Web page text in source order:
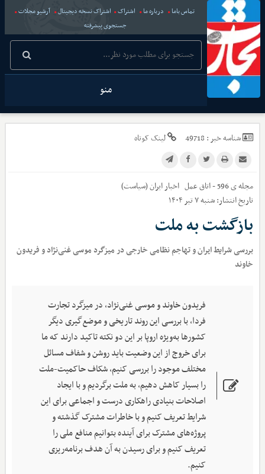
تماس باما درباره ما اشتراک اشتراک نسخه دیجیتال
آرشیو مجلات
جستجوی پیشرفته
منو
شناسه خبر : 49718 لینک کوتاه
مجله ی 596 - اتاق عمل اخبارایران (سیاست)
تاریخ انتشار:شنبه ۷ تیر ۱۴۰۴
بازگشت به ملت
بررسی شرایط ایران و تهاجم نظامی خارجی در میزگرد موسی غنی‌نژاد و فریدون
خاوند
فریدون خاوند و موسی غنی‌نژاد، در میزگرد تجارت
فردا، با بررسی این روند تاریخی و موضع‌گیری دیگر
کشورها به‌ویژه اروپا بر این دو نکته تاکید دارند که ما
برای خروج از این وضعیت باید روشن و شفاف مسائل
مختلف موجود را بررسی کنیم، شکاف حاکمیت-ملت
را بسیار کاهش دهیم، به ملت برگردیم و با ایجاد
اصلاحات بنیادی راهکاری درست و اجماعی برای این
شرایط تعریف کنیم و با خاطرات مشترک گذشته و
پروژه‌های مشترک برای آینده بتوانیم منافع ملی را
تعریف کنیم و برای رسیدن به آن هدف برنامه‌ریزی
کنیم.